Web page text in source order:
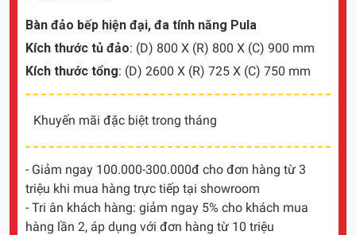
Bàn đảo bếp hiện đại, đa tính năng Pula
Kích thước tủ đảo: (D) 800 X (R) 800 X (C) 900 mm
Kích thước tổng: (D) 2600 X (R) 725 X (C) 750 mm
Khuyến mãi đặc biệt trong tháng
- Giảm ngay 100.000-300.000đ cho đơn hàng từ 3
triệu khi mua hàng trực tiếp tại showroom
- Tri ân khách hàng: giảm ngay 5% cho khách mua
hàng lần 2, áp dụng với đơn hàng từ 10 triệu